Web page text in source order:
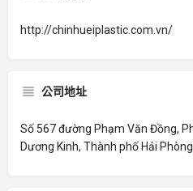
http://chinhueiplastic.com.vn/
公司地址
Số 567 đường Phạm Văn Đồng,
Dương Kinh, Thành phố Hải